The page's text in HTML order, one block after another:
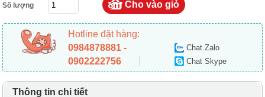
Số lượng
Hotline đặt hàng:
0984878881 -
0902222756
Chat Zalo
Chat Skype
Thông tin chi tiết